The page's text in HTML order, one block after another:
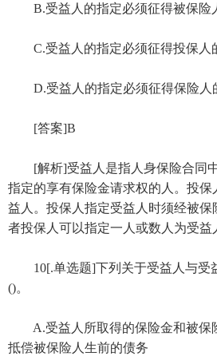
B.受益人的指定必须征得被保险
C.受益人的指定必须征得投保人
D.受益人的指定必须征得保险人
[答案]B
[解析]受益人是指人身保险合同中
指定的享有保险金请求权的人。投保
益人。投保人指定受益人时须经被
者投保人可以指定一人或数人为受益
10[.单选题]下列关于受益人与受
()。
A.受益人所取得的保险金和被保
抵偿被保险人生前的债务